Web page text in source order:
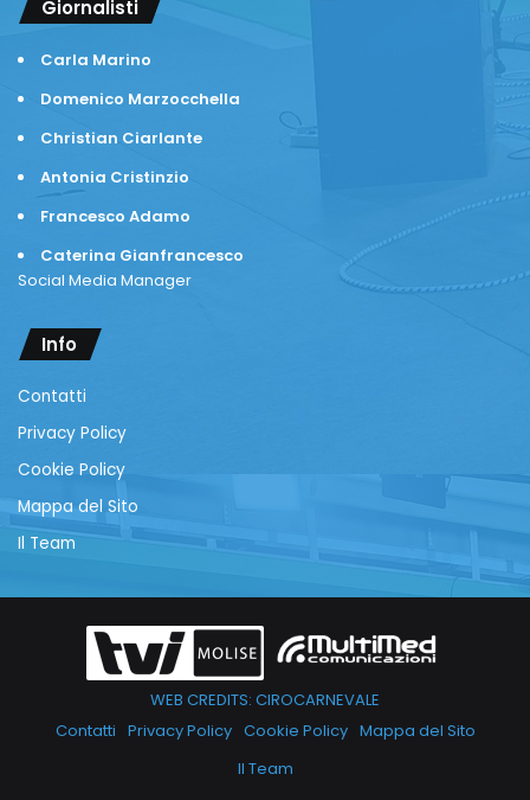
Giornalisti
Carla Marino
Domenico Marzocchella
Christian Ciarlante
Antonia Cristinzio
Francesco Adamo
Caterina Gianfrancesco
Social Media Manager
Info
Contatti
Privacy Policy
Cookie Policy
Mappa del Sito
Il Team
WEB CREDITS: CIROCARNEVALE
Contatti Privacy Policy Cookie Policy Mappa del Sito
Il Team